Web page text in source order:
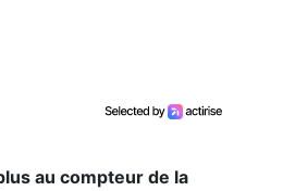
au compteur de la